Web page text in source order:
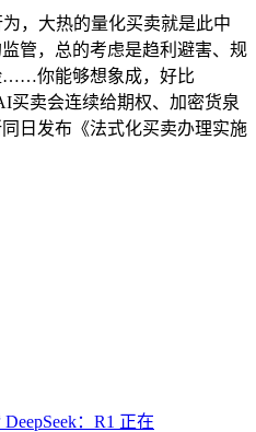
大热的量化买卖就是此中
管，总的考虑是趋利避害、规
……你能够想象成，好比
买卖会连续给期权、加密货泉
日发布《法式化买卖办理实施
：R1 正在